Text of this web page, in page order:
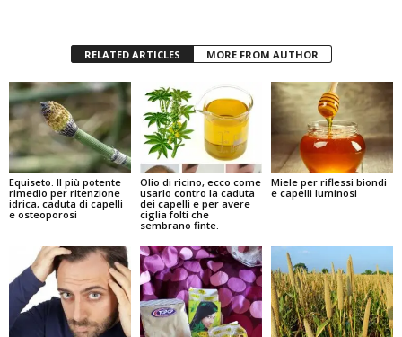
RELATED ARTICLES MORE FROM AUTHOR
Equiseto. Il più potente
rimedio per ritenzione
idrica, caduta di capelli
e osteoporosi
Olio di ricino, ecco come
usarlo contro la caduta
dei capelli e per avere
ciglia folti che
sembrano finte.
Miele per riflessi biondi
e capelli luminosi